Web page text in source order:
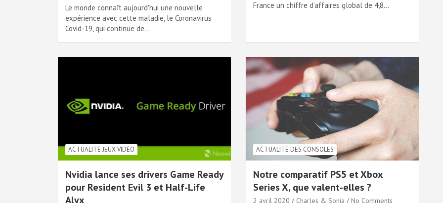
Le monde connaît aujourd'hui une nouvelle
expérience avec cette maladie, le Coronavirus
Covid-19, qui continue de…
France un chiffre d’affaires global de 4,8…
ACTUALITÉ JEUX VIDÉO
Nvidia lance ses drivers Game Ready
pour Resident Evil 3 et Half-Life
Alyx
ACTUALITÉ DES CONSOLES
Notre comparatif PS5 et Xbox
Series X, que valent-elles ?
2 avril 2020 Charles & Sonia No Comments